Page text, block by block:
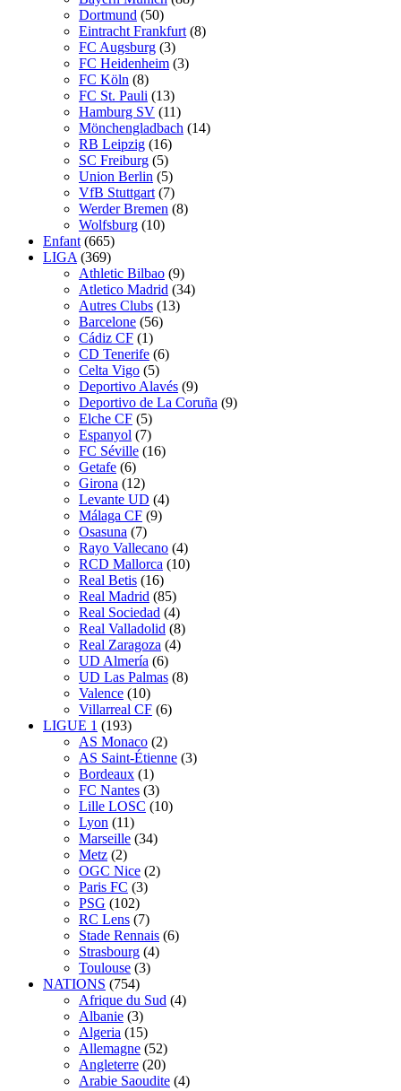
Dortmund (50)
Eintracht Frankfurt (8)
FC Augsburg (3)
FC Heidenheim (3)
FC Köln (8)
FC St. Pauli (13)
Hamburg SV (11)
Mönchengladbach (14)
RB Leipzig (16)
SC Freiburg (5)
Union Berlin (5)
VfB Stuttgart (7)
Werder Bremen (8)
Wolfsburg (10)
Enfant (665)
LIGA (369)
Athletic Bilbao (9)
Atletico Madrid (34)
Autres Clubs (13)
Barcelone (56)
Cádiz CF (1)
CD Tenerife (6)
Celta Vigo (5)
Deportivo Alavés (9)
Deportivo de La Coruña (9)
Elche CF (5)
Espanyol (7)
FC Séville (16)
Getafe (6)
Girona (12)
Levante UD (4)
Málaga CF (9)
Osasuna (7)
Rayo Vallecano (4)
RCD Mallorca (10)
Real Betis (16)
Real Madrid (85)
Real Sociedad (4)
Real Valladolid (8)
Real Zaragoza (4)
UD Almería (6)
UD Las Palmas (8)
Valence (10)
Villarreal CF (6)
LIGUE 1 (193)
AS Monaco (2)
AS Saint-Étienne (3)
Bordeaux (1)
FC Nantes (3)
Lille LOSC (10)
Lyon (11)
Marseille (34)
Metz (2)
OGC Nice (2)
Paris FC (3)
PSG (102)
RC Lens (7)
Stade Rennais (6)
Strasbourg (4)
Toulouse (3)
NATIONS (754)
Afrique du Sud (4)
Albanie (3)
Algeria (15)
Allemagne (52)
Angleterre (20)
Arabie Saoudite (4)